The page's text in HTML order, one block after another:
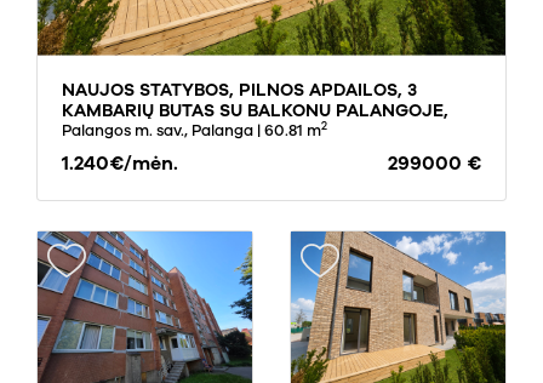
NAUJOS STATYBOS, PILNOS APDAILOS, 3
KAMBARIŲ BUTAS SU BALKONU PALANGOJE,
VĖŽIŲ GATVĖJE
Palangos m. sav., Palanga | 60.81 m2
1.240€/mėn. 299000 €